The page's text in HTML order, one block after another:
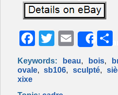
F
c
T
w
itt
E
ai
Share
ar
Keywords: beau, bois,
ovale,sb106,sculpté,
xixe